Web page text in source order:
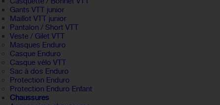
Gants VTT junior
Maillot VTT junior
Pantalon / Short VTT
Veste / Gilet VTT
Masques Enduro
Casque Enduro
Casque vélo VTT
Sac à dos Enduro
Protection Enduro
Protection Enduro Enfant
Chaussures